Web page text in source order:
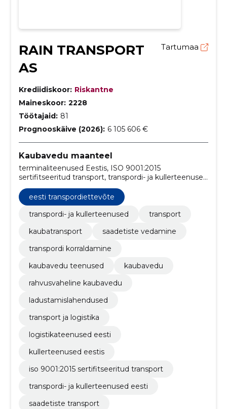
RAIN TRANSPORT
AS
Tartumaa
Krediidiskoor: Riskantne
Maineskoor: 2228
Töötajaid: 81
Prognooskäive (2026): 6 105 606 €
Kaubavedu maanteel
terminaliteenused Eestis, ISO 9001:2015
sertifitseeritud transport, transpordi- ja kullerteenused
Eesti, saadetiste transport, transpordikorralduse
teenused, ISO 14001:2015 keskkonnajuhtimine,
logistika korraldamine, saadetiste transport,
kaubavedu, kullerteenused Eestis
eesti transpordiettevõte
transpordi- ja kullerteenused
transport
kaubatransport
saadetiste vedamine
transpordi korraldamine
kaubavedu teenused
kaubavedu
rahvusvaheline kaubavedu
ladustamislahendused
transport ja logistika
logistikateenused eesti
kullerteenused eestis
iso 9001:2015 sertifitseeritud transport
transpordi- ja kullerteenused eesti
saadetiste transport